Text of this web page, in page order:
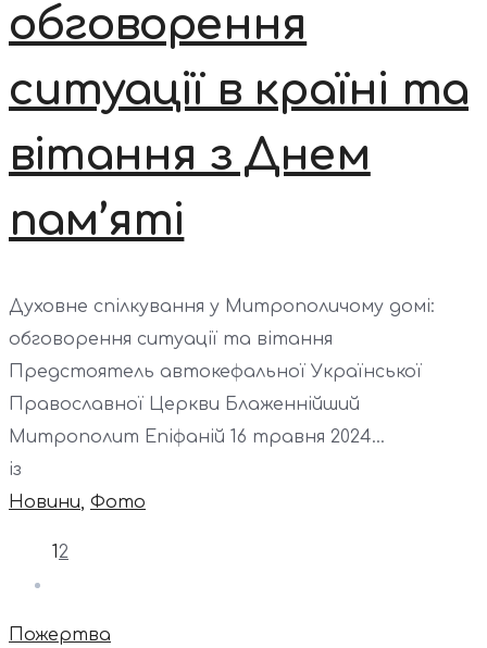
обговорення
ситуації в країні та
вітання з Днем
пам’яті
Духовне спілкування у Митрополичому домі:
обговорення ситуації та вітання
Предстоятель автокефальної Української
Православної Церкви Блаженнійший
Митрополит Епіфаній 16 травня 2024...
із
Новини, Фото
12
Пожертва